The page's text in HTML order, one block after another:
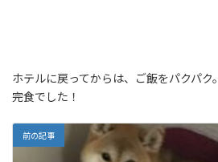
ホテルに戻ってからは、ご飯をパクパク。
完食でした！
前の記事